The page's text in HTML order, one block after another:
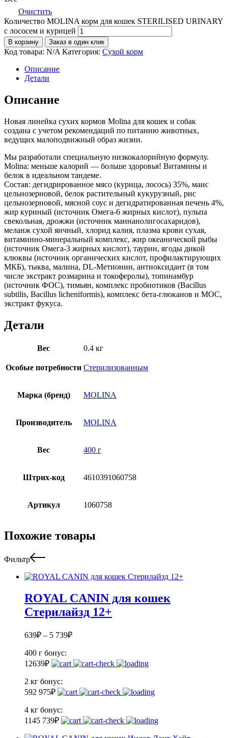
Очистить
Количество MOLINA корм для кошек STERILISED URINARY
с лососем и курицей
В корзину Заказ в один клик
Код товара: N/A Категория: Сухой корм
Описание
Детали
Описание
Новая линейка сухих кормов Molina для кошек и собак
создана с учетом рекомендаций по питанию животных,
ведущих малоподвижный образ жизни.
Мы разработали специальную низкокалорийную формулу.
Molina: меньше калорий — больше здоровья! Витамины и
белок в идеальном тандеме.
Состав: дегидрированное мясо (курица, лосось) 35%, маис
цельнозерновой, белок растительный кукурузный, рис
цельнозерновой, мясной соус и дегидратированная печень 4%,
жир куриный (источник Омега-6 жирных кислот), пульпа
свекольная, дрожжи (источник маннанолигосахаридов),
меланж сухой яичный, хлорид калия, плазма крови сухая,
витаминно-минеральный комплекс, жир океанической рыбы
(источник Омега-3 жирных кислот), таурин, ягоды дикой
клюквы (источник органических кислот, профилактирующих
МКБ), тыква, малина, DL-Метионин, антиоксидант (в том
числе экстракт розмарина и токоферолы), топинамбур
(источник ФОС), тимьян, комплекс пробиотиков (Bacillus
subtilis, Bacillus licheniformis), комплекс бета-глюканов и МОС,
экстракт фукуса.
Детали
Вес 0.4 кг
Особые потребности Стерилизованным
Марка (бренд) MOLINA
Производитель MOLINA
Вес 400 г
Штрих-код 4610391060758
Артикул 1060758
Похожие товары
Фильтр
ROYAL CANIN для кошек
Стерилайзд 12+
639₽ – 5 739₽
400 г бонус:
12639₽
2 кг бонус:
592 975₽
4 кг бонус:
1145 739₽